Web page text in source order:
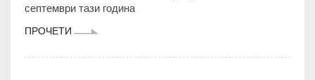
септември тази година
ПРОЧЕТИ